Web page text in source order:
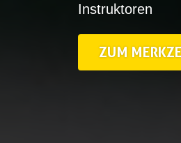
Instruktoren
ZUM